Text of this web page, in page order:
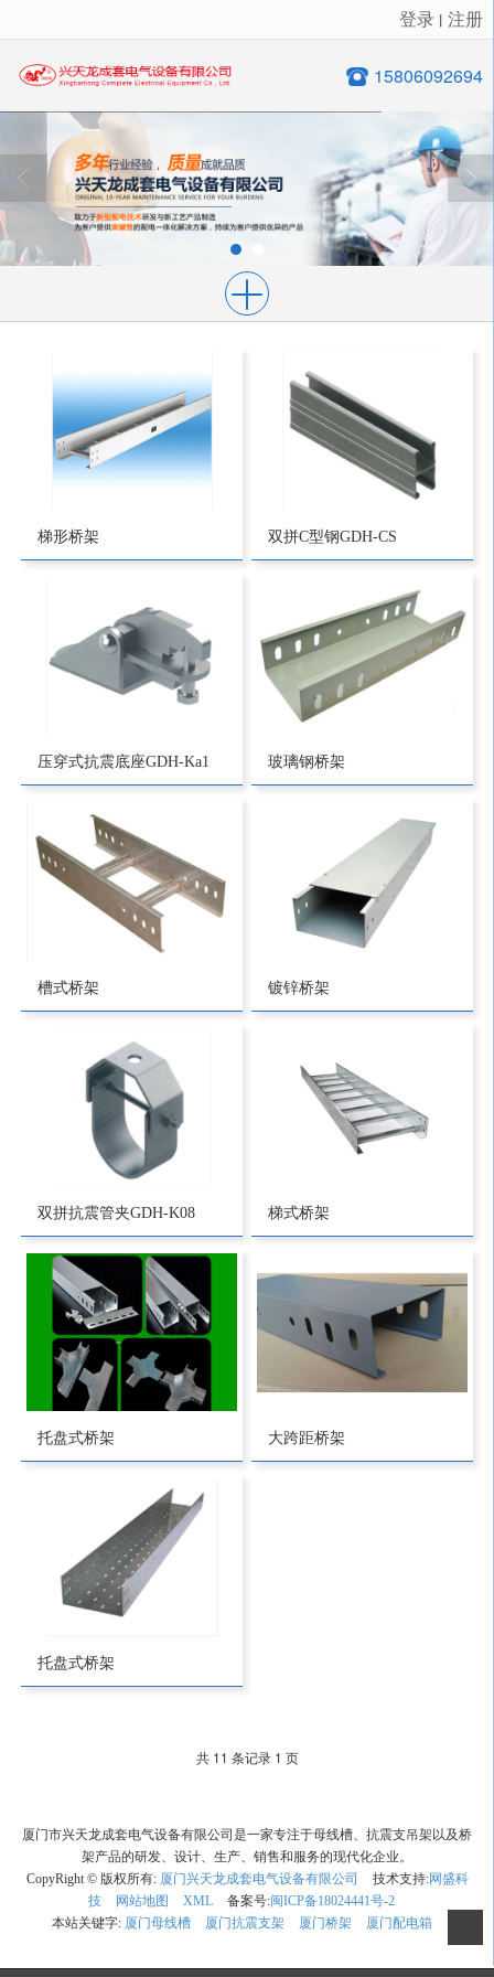
很遗憾，因您的浏览器版本过低导致无法获得最佳浏览体验，推荐下载安装谷歌浏览器！
登录 丨 注册
15806092694
梯形桥架 双拼C型钢GDH-CS
压穿式抗震底座GDH-Ka1 玻璃钢桥架
槽式桥架 镀锌桥架
双拼抗震管夹GDH-K08 梯式桥架
托盘式桥架 大跨距桥架
托盘式桥架
共 11 条记录 1 页
厦门市兴天龙成套电气设备有限公司是一家专注于母线槽、抗震支吊架以及桥
架产品的研发、设计、生产、销售和服务的现代化企业。
CopyRight © 版权所有: 厦门兴天龙成套电气设备有限公司 技术支持:网盛科
技
网站地图 XML 备案号:闽ICP备18024441号-2
本站关键字: 厦门母线槽 厦门抗震支架 厦门桥架 厦门配电箱